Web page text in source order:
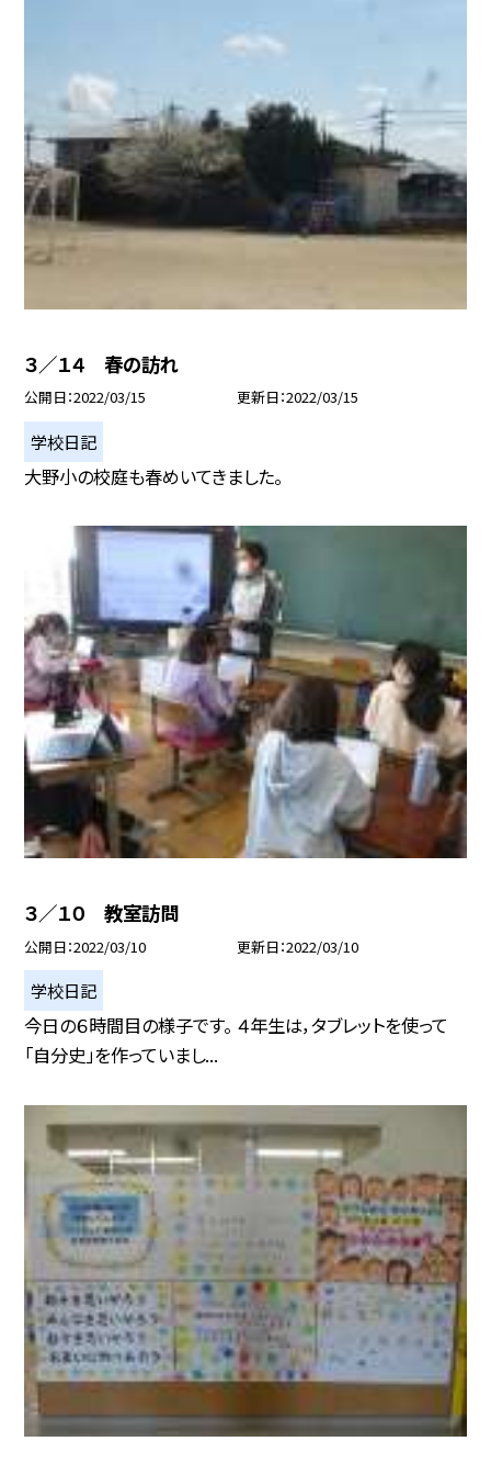
３／１４ 春の訪れ
公開日 2022/03/15 更新日 2022/03/15
学校日記
大野小の校庭も春めいてきました。
３／１０ 教室訪問
公開日 2022/03/10 更新日 2022/03/10
学校日記
今日の６時間目の様子です。 ４年生は，タブレットを使って
「自分史」を作っていまし...